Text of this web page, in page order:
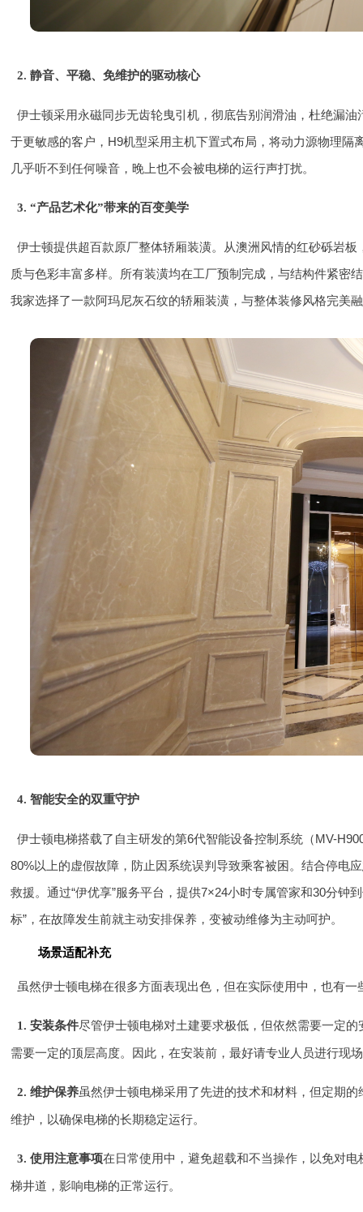
2. 静音、平稳、免维护的驱动核心
伊士顿采用永磁同步无齿轮曳引机，彻底告别润滑油，杜绝漏
于更敏感的客户，H9机型采用主机下置式布局，将动力源物理
几乎听不到任何噪音，晚上也不会被电梯的运行声打扰。
3. “产品艺术化”带来的百变美学
伊士顿提供超百款原厂整体轿厢装潢。从澳洲风情的红砂砾岩
质与色彩丰富多样。所有装潢均在工厂预制完成，与结构件紧密
我家选择了一款阿玛尼灰石纹的轿厢装潢，与整体装修风格完美
4. 智能安全的双重守护
伊士顿电梯搭载了自主研发的第6代智能设备控制系统（MV-
80%以上的虚假故障，防止因系统误判导致乘客被困。结合停电
救援。通过“伊优享”服务平台，提供7×24小时专属管家和30分钟
标”，在故障发生前就主动安排保养，变被动维修为主动呵护。
场景适配补充
虽然伊士顿电梯在很多方面表现出色，但在实际使用中，也有一
1. 安装条件尽管伊士顿电梯对土建要求极低，但依然需要一定
需要一定的顶层高度。因此，在安装前，最好请专业人员进行现
2. 维护保养虽然伊士顿电梯采用了先进的技术和材料，但定期
维护，以确保电梯的长期稳定运行。
3. 使用注意事项在日常使用中，避免超载和不当操作，以免对
梯井道，影响电梯的正常运行。